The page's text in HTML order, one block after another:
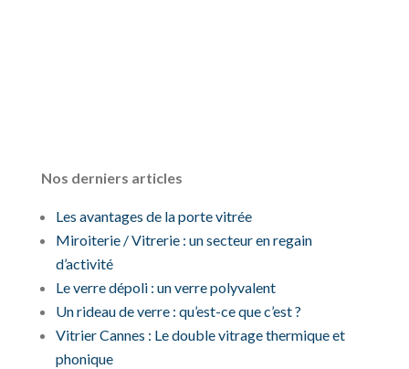
Nos derniers articles
Les avantages de la porte vitrée
Miroiterie / Vitrerie : un secteur en regain
d’activité
Le verre dépoli : un verre polyvalent
Un rideau de verre : qu’est-ce que c’est ?
Vitrier Cannes : Le double vitrage thermique et
phonique